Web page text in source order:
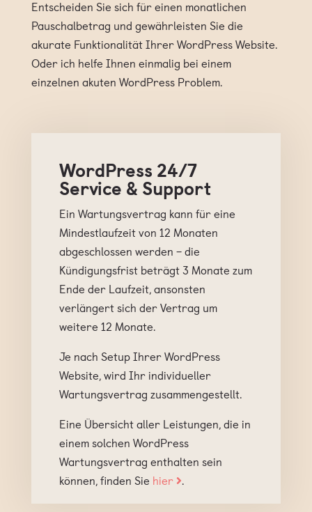
Entscheiden Sie sich für einen monatlichen
Pauschalbetrag und gewährleisten Sie die
akurate Funktionalität Ihrer WordPress Website.
Oder ich helfe Ihnen einmalig bei einem
einzelnen akuten WordPress Problem.
WordPress 24/7
Service & Support
Ein Wartungsvertrag kann für eine
Mindestlaufzeit von 12 Monaten
abgeschlossen werden – die
Kündigungsfrist beträgt 3 Monate zum
Ende der Laufzeit, ansonsten
verlängert sich der Vertrag um
weitere 12 Monate.
Je nach Setup Ihrer WordPress
Website, wird Ihr individueller
Wartungsvertrag zusammengestellt.
Eine Übersicht aller Leistungen, die in
einem solchen WordPress
Wartungsvertrag enthalten sein
können, finden Sie hier .